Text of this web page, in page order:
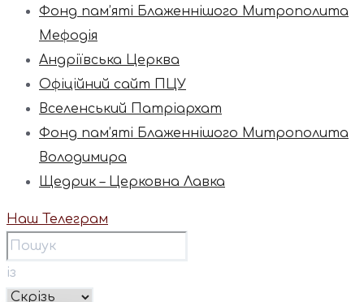
Фонд пам’яті Блаженнішого Митрополита
Мефодія
Андріївська Церква
Офіційний сайт ПЦУ
Вселенський Патріархат
Фонд пам’яті Блаженнішого Митрополита
Володимира
Щедрик – Церковна Лавка
Наш Телеграм
із